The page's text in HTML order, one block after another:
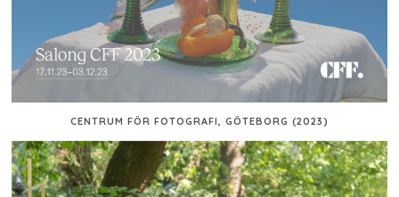
CENTRUM FÖR FOTOGRAFI, GÖTEBORG (2023)